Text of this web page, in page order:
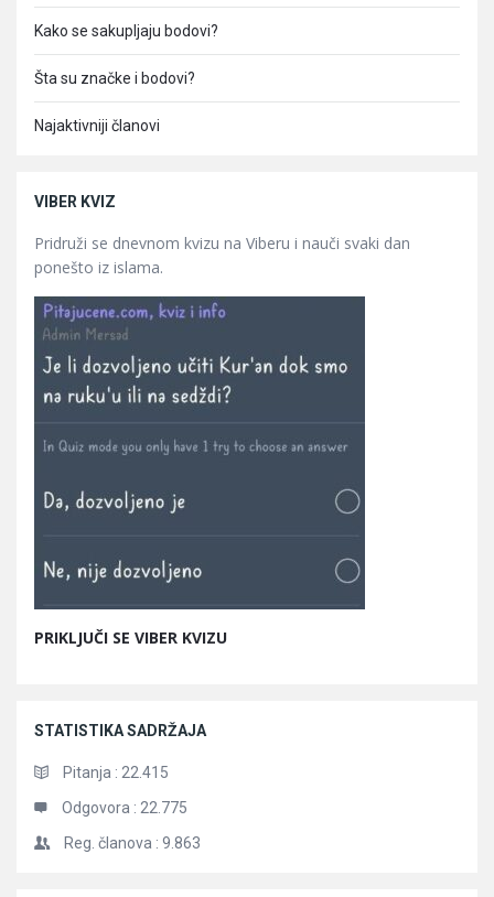
Kako se sakupljaju bodovi?
Šta su značke i bodovi?
Najaktivniji članovi
VIBER KVIZ
Pridruži se dnevnom kvizu na Viberu i nauči svaki dan
ponešto iz islama.
PRIKLJUČI SE VIBER KVIZU
STATISTIKA SADRŽAJA
Pitanja : 22.415
Odgovora : 22.775
Reg. članova : 9.863